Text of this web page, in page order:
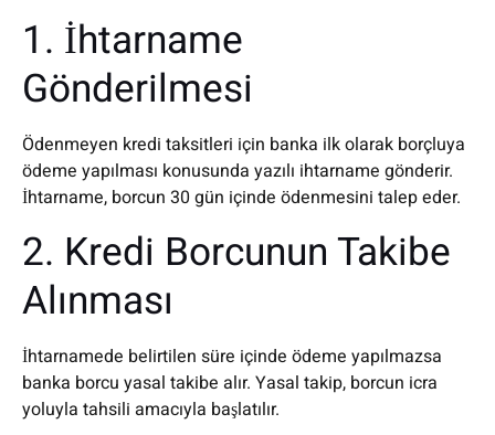
1. İhtarname
Gönderilmesi
Ödenmeyen kredi taksitleri için banka ilk olarak borçluya
ödeme yapılması konusunda yazılı ihtarname gönderir.
İhtarname, borcun 30 gün içinde ödenmesini talep eder.
2. Kredi Borcunun Takibe
Alınması
İhtarnamede belirtilen süre içinde ödeme yapılmazsa
banka borcu yasal takibe alır. Yasal takip, borcun icra
yoluyla tahsili amacıyla başlatılır.